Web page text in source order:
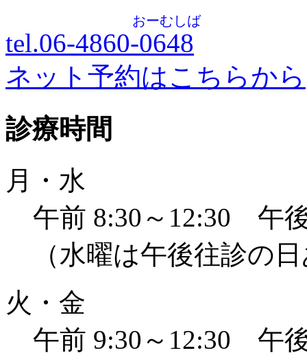
tel.06-4860-0648
おーむしば
ネット予約はこちらから
診療時間
月・水
午前 8:30～12:30 午
（水曜は午後往診の
火・金
午前 9:30～12:30 午